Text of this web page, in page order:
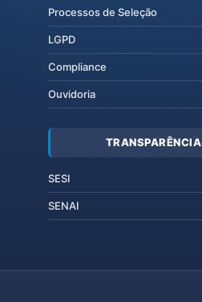
Processos de Seleção
LGPD
Compliance
Ouvidoria
TRANSPARÊNCIA
SESI
SENAI